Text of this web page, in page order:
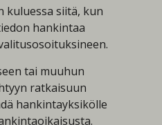
kuluessa siitä, kun
hankintaa
tai muuhun
ratkaisuun
hankintayksikölle